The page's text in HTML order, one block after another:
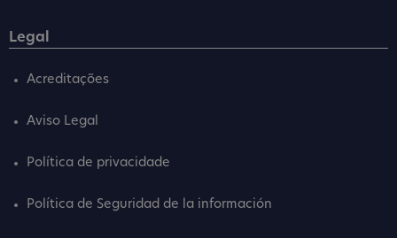
Legal
Acreditações
Aviso Legal
Política de privacidade
Política de Seguridad de la información